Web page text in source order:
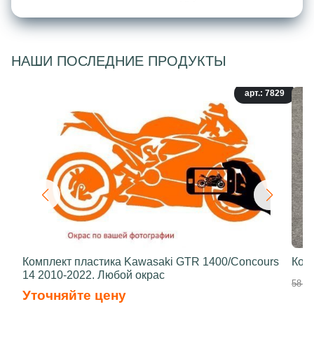
НАШИ ПОСЛЕДНИЕ ПРОДУКТЫ
арт.: 7829
Комплект пластика Kawasaki GTR 1400/Concours
14 2010-2022. Любой окрас
Уточняйте цену
58